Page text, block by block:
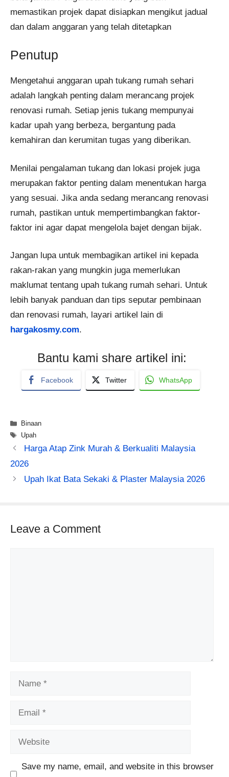
memastikan projek dapat disiapkan mengikut jadual
dan dalam anggaran yang telah ditetapkan​
Penutup
Mengetahui anggaran upah tukang rumah sehari
adalah langkah penting dalam merancang projek
renovasi rumah. Setiap jenis tukang mempunyai
kadar upah yang berbeza, bergantung pada
kemahiran dan kerumitan tugas yang diberikan.
Menilai pengalaman tukang dan lokasi projek juga
merupakan faktor penting dalam menentukan harga
yang sesuai. Jika anda sedang merancang renovasi
rumah, pastikan untuk mempertimbangkan faktor-
faktor ini agar dapat mengelola bajet dengan bijak.
Jangan lupa untuk membagikan artikel ini kepada
rakan-rakan yang mungkin juga memerlukan
maklumat tentang upah tukang rumah sehari. Untuk
lebih banyak panduan dan tips seputar pembinaan
dan renovasi rumah, layari artikel lain di
hargakosmy.com.
Bantu kami share artikel ini:
Facebook Twitter WhatsApp
Categories
Binaan
Tags
Upah
Harga Atap Zink Murah & Berkualiti Malaysia
2026
Upah Ikat Bata Sekaki & Plaster Malaysia 2026
Leave a Comment
Name
Email
Website
Save my name, email, and website in this browser